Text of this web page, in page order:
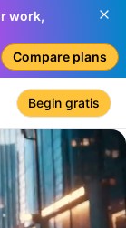
work,
Compare plans
Begin gratis